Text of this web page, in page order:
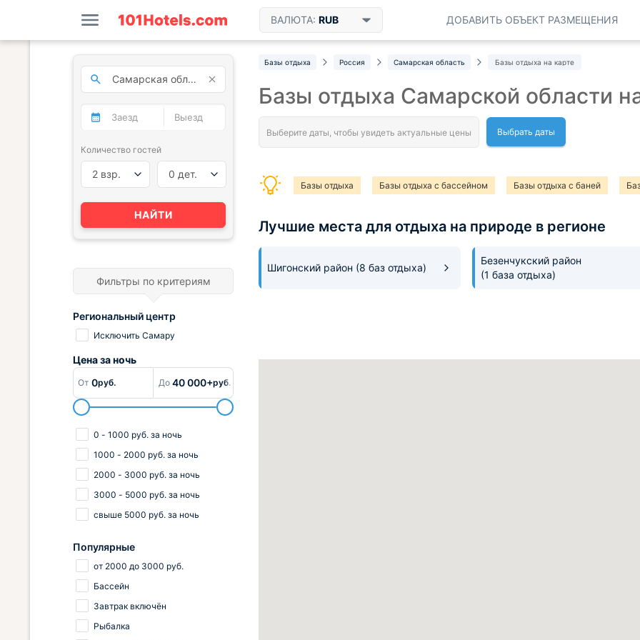
ВАЛЮТА: RUB ДОБАВИТЬ ОБЪЕКТ РАЗМЕЩЕНИЯ
Базы отдыха Россия Самарская область Базы отдыха на карте
Базы отдыха Самарской области
Выбрать даты
Базы отдыха Базы отдыха с бассейном Базы отдыха с баней
Базы отдыха с животными Базы отдыха с рестораном
Лучшие места для отдыха на природе в регионе
Шигонский район (8 баз отдыха)
Безенчукский район
(1 база отдыха)
Количество гостей
2 взр. 0 дет.
НАЙТИ
Фильтры по критериям
Региональный центр
Исключить Самару
Цена заночь
От 0руб. До 40 000+руб.
0 - 1000 руб. за ночь
1000 - 2000 руб. за ночь
2000 - 3000 руб. за ночь
3000 - 5000 руб. за ночь
свыше 5000 руб. за ночь
Популярные
от 2000 до 3000 руб.
Бассейн
Завтрак включён
Рыбалка